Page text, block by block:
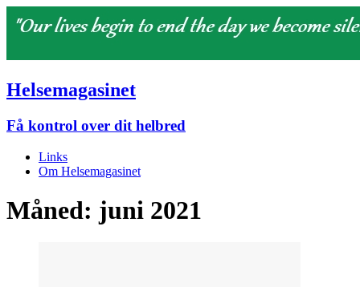
Helsemagasinet
Få kontrol over dit helbred
Links
Om Helsemagasinet
Måned: juni 2021